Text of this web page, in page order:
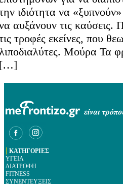
ιδιότητα να
αυξάνουν τις
τροφές εκείνες, που
Μούρα Τα
| ΚΑΤΗΓΟΡΙΕΣ
ΥΓΕΙΑ
ΔΙΑΤΡΟΦΗ
FITNESS
ΣΥΝΕΝΤΕΥΞΕΙΣ